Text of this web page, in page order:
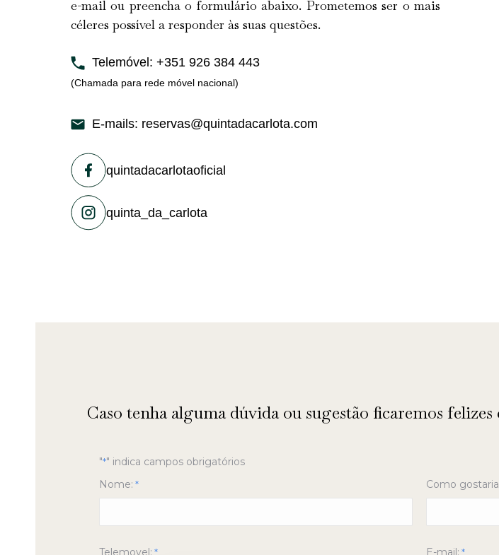
e-mail ou preencha o formulário abaixo. Prometemos ser o mais
céleres possível a responder às suas questões.
Telemóvel: +351 926 384 443
(Chamada para rede móvel nacional)
E-mails: reservas@quintadacarlota.com
quintadacarlotaoficial
quinta_da_carlota
Caso tenha alguma dúvida ou sugestão ficaremos
"*" indica campos obrigatórios
Nome: * Como
Telemovel: * E-mail: *